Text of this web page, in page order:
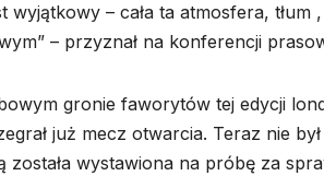
wyjątkowy – cała ta atmosfera,
– przyznał na konferencji
gronie faworytów tej edycji
już mecz otwarcia. Teraz nie
wystawiona na próbę za